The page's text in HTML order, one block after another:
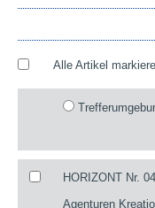
Alle Artikel
HORIZONT Nr.
Agenturen